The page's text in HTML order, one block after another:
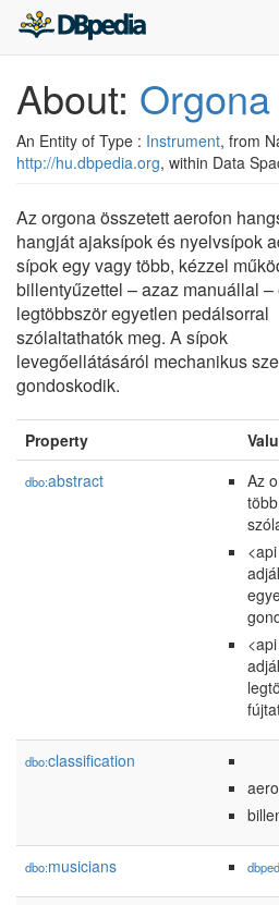
About:
An Entity of Type : Instrument, from
http://hu.dbpedia.org, within Data
Az orgona összetett aerofon
hangját ajaksípok és nyelvsípok
sípok egy vagy több, kézzel
billentyűzettel – azaz manuállal –
legtöbbször egyetlen pedálsorral
szólaltathatók meg. A sípok
levegőellátásáról mechanikus
gondoskodik.
Property
dbo:abstract
Az
dbo:classification
dbo:musicians